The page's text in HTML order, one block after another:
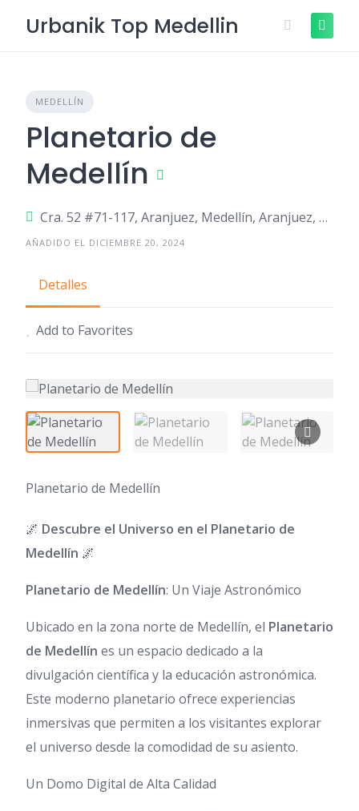
Urbanik Top Medellin
MEDELLÍN
Planetario de
Medellín
Cra. 52 #71-117, Aranjuez, Medellín, Aranjuez, Medellín, Antioquia
AÑADIDO EL DICIEMBRE 20, 2024
Detalles
Add to Favorites
Planetario de Medellín
🌌 Descubre el Universo en el Planetario de
Medellín 🌌
Planetario de Medellín: Un Viaje Astronómico
Ubicado en la zona norte de Medellín, el Planetario
de Medellín es un espacio dedicado a la
divulgación científica y la educación astronómica.
Este moderno planetario ofrece experiencias
inmersivas que permiten a los visitantes explorar
el universo desde la comodidad de su asiento.
Un Domo Digital de Alta Calidad